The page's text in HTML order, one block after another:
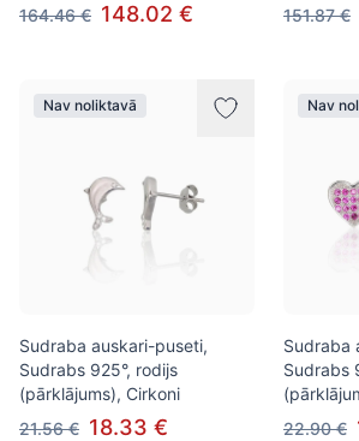
164.46 € 148.02 €
151.87 €
Nav noliktavā
Sudraba auskari-puseti,
Sudrabs 925°, rodijs
(pārklājums), Cirkoni
21.56 € 18.33 €
Nav
Sudraba
Sudrabs
22.90 €